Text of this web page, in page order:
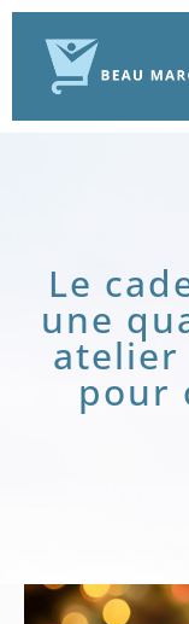
Le
une
atelier
pour